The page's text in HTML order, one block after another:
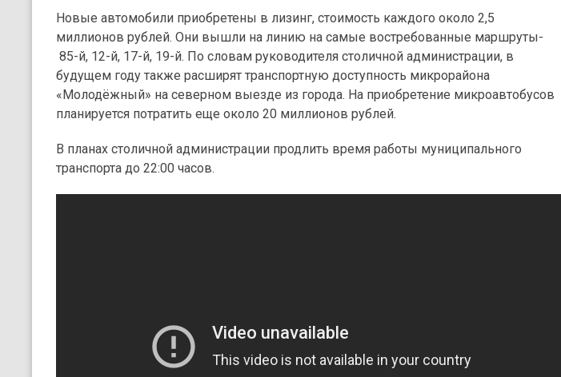
Новые автомобили приобретены в лизинг, стоимость каждого около 2,5
миллионов рублей. Они вышли на линию на самые востребованные маршруты-
85-й, 12-й, 17-й, 19-й. По словам руководителя столичной администрации, в
будущем году также расширят транспортную доступность микрорайона
«Молодёжный» на северном выезде из города. На приобретение микроавтобусов
планируется потратить еще около 20 миллионов рублей.
В планах столичной администрации продлить время работы муниципального
транспорта до 22:00 часов.